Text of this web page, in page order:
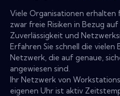
Viele Organisationen erhalten
zwar freie Risiken in Bezug
Zuverlässigkeit und
Erfahren Sie schnell die vielen
Netzwerk, die auf genaue,
angewiesen sind.
Ihr Netzwerk von
eigenen Uhr ist aktiv